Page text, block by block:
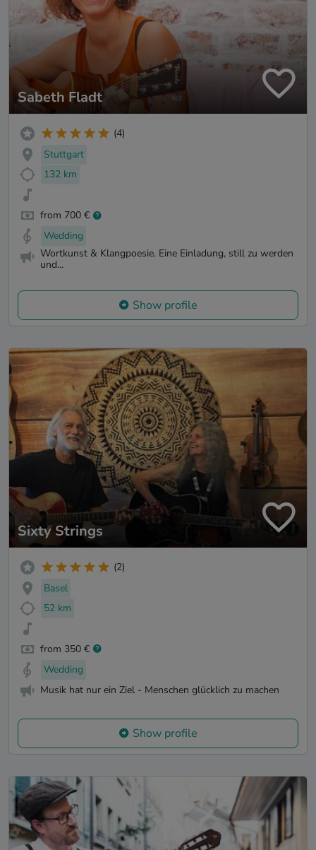
Sabeth Fladt
(4)
Stuttgart
132 km
from 700 €
Wedding
Wortkunst & Klangpoesie. Eine Einladung, still zu werden
und...
Show profile
Sixty Strings
(2)
Basel
52 km
from 350 €
Wedding
Musik hat nur ein Ziel - Menschen glücklich zu machen
Show profile